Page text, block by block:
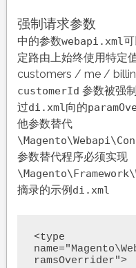
强制请求参数
中的参数webapi.xml
定路由上始终使用特定
customers / me /
customerId 参数被强
过di.xml向的
他参数替代
参数替代程序必须实现
摘录的示例 di.xml
<type
ramsOverrider">